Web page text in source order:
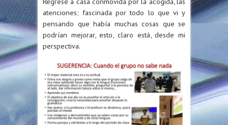
atenciones; fascinada por todo lo que vi y
pensando que había muchas cosas que se
podrían mejorar, esto, claro está, desde mi
perspectiva.